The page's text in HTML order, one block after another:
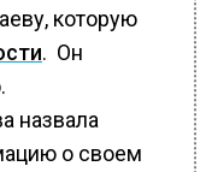
которую
. Он